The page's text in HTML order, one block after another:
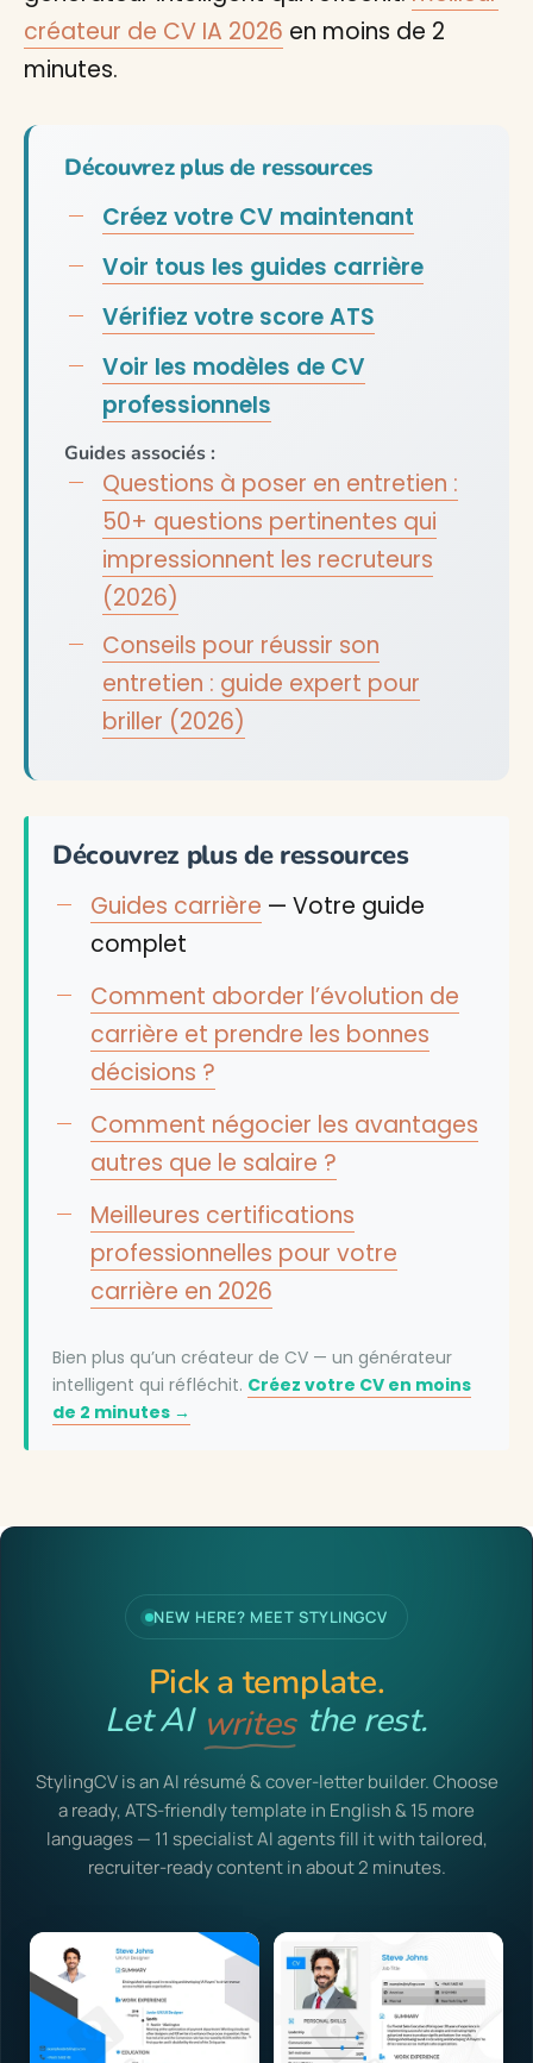
créateur de CV IA 2026 en moins de 2
minutes.
Découvrez plus de ressources
Créez votre CV maintenant
Voir tous les guides carrière
Vérifiez votre score ATS
Voir les modèles de CV
professionnels
Guides associés :
Questions à poser en entretien :
50+ questions pertinentes qui
impressionnent les recruteurs
(2026)
Conseils pour réussir son
entretien : guide expert pour
briller (2026)
Découvrez plus de ressources
Guides carrière — Votre guide
complet
Comment aborder l’évolution de
carrière et prendre les bonnes
décisions ?
Comment négocier les avantages
autres que le salaire ?
Meilleures certifications
professionnelles pour votre
carrière en 2026
Bien plus qu’un créateur de CV — un générateur
intelligent qui réfléchit. Créez votre CV en moins
de 2 minutes →
NEW HERE? MEET STYLINGCV
Pick a template.
Let AI writes the rest.
StylingCV is an AI résumé & cover-letter builder. Choose
a ready, ATS-friendly template in English & 15 more
languages — 11 specialist AI agents fill it with tailored,
recruiter-ready content in about 2 minutes.